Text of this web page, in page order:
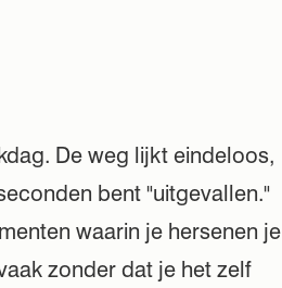
De weg lijkt eindeloos,
bent "uitgevallen."
waarin je hersenen je
zonder dat je het zelf